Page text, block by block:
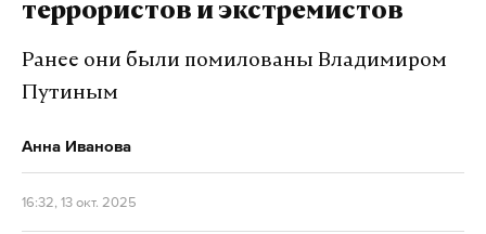
террористов и экстремистов
Ранее они были помилованы Владимиром
Путиным
Анна Иванова
16:32, 13 окт. 2025